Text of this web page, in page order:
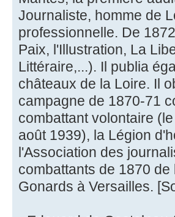
Journaliste, homme de
professionnelle. De
Paix, l'Illustration, La
Littéraire,...). Il publia
châteaux de la Loire. Il
campagne de 1870-71
combattant volontaire
août 1939), la Légion
l'Association des
combattants de 1870
Gonards à Versailles.